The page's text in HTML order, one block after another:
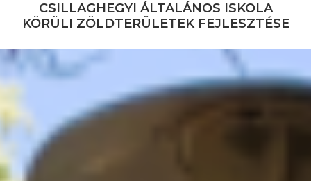
CSILLAGHEGYI ÁLTALÁNOS ISKOLA
KÖRÜLI ZÖLDTERÜLETEK FEJLESZTÉSE